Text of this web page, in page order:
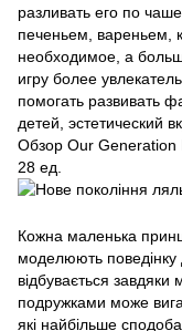
разливать его по
печеньем, вареньем,
необходимое, а
игру более
помогать развивать
детей, эстетический
Обзор Our Generation
28 ед.
Кожна маленька
моделюють поведінку
відбувається завдяки
подружками може
які найбільше